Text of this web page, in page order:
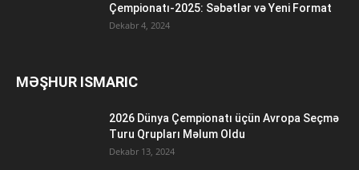
Çempionatı-2025: Səbətlər və Yeni Format
Dekabr 4, 2024
MƏŞHUR ISMARIC
2026 Dünya Çempionatı üçün Avropa Seçmə
Turu Qrupları Məlum Oldu
Dekabr 13, 2024